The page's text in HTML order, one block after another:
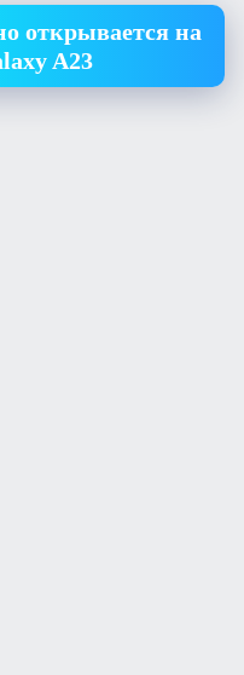
открывается на
A23